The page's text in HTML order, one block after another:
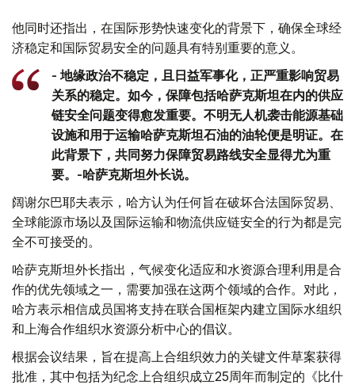
他同时还指出，在国际形势快速变化的背景下，确保全球经
济稳定和国际贸易安全的问题具有特别重要的意义。
- 地缘政治不稳定，且日益军事化，正严重影响贸易
关系的稳定。如今，保障包括哈萨克斯坦在内的供应
链安全问题变得愈发重要。不明无人机袭击能源基础
设施和用于运输哈萨克斯坦石油的油轮便是明证。在
此背景下，共同努力保障贸易路线安全显得尤为重
要。-哈萨克斯坦外长说。
阔谢尔巴耶夫表示，哈方认为任何旨在破坏合法国际贸易、
全球能源市场以及国际运输和物流供应链安全的行为都是完
全不可接受的。
哈萨克斯坦外长指出，气候变化适应和水资源合理利用是合
作的优先领域之一，需要加强在这两个领域的合作。对此，
哈方表示相信成员国将支持在联合国框架内建立国际水组织
和上海合作组织水资源分析中心的倡议。
根据会议结果，旨在提高上合组织效力的关键文件草案获得
批准，其中包括为纪念上合组织成立25周年而制定的《比什